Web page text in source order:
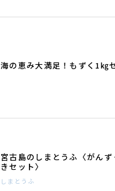
海の恵み大満足！もずく1㎏
宮古島のしまとうふ〈がんず
きセット〉
しまとうふ